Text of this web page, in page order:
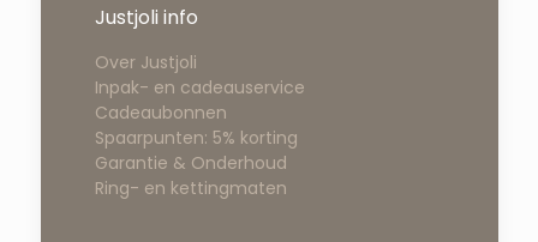
Justjoli info
Over Justjoli
Inpak- en cadeauservice
Cadeaubonnen
Spaarpunten: 5% korting
Garantie & Onderhoud
Ring- en kettingmaten